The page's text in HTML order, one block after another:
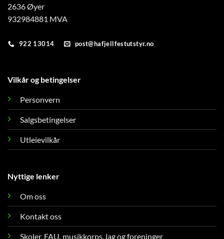
2636 Øyer
932984881 MVA
922 13014 post@hafjellfestutstyr.no
Vilkår og betingelser
Personvern
Salgsbetingelser
Utleievilkår
Nyttige lenker
Om oss
Kontakt oss
Skoler, FAU, musikkorps, lag og foreninger